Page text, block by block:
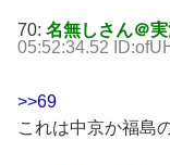
70: 名無しさん＠
05:52:34.52
>>69
これは中京か福島